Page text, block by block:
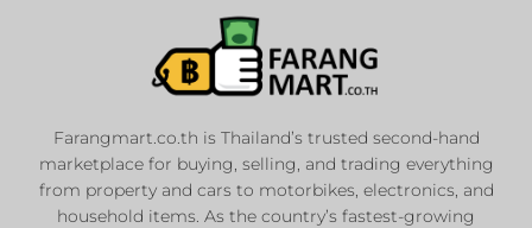
List Your
Properties
Private Sellers
Real Estate Agents
Farangmart.co.th is Thailand’s trusted second-hand
marketplace for buying, selling, and trading everything
from property and cars to motorbikes, electronics, and
household items. As the country’s fastest-growing